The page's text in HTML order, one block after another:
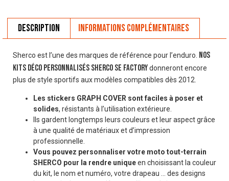
Description Informations complémentaires
Sherco est l’une des marques de référence pour l’enduro. Nos
Kits déco personnalisés SHERCO SE FACTORYdonneront encore
plus de style sportifs aux modèles compatibles dès 2012.
Les stickers GRAPH COVER sont faciles à poser et
solides, résistants à l’utilisation extérieure.
Ils gardent longtemps leurs couleurs et leur aspect grâce
à une qualité de matériaux et d’impression
professionnelle.
Vous pouvez personnaliser votre moto tout-terrain
SHERCO pour la rendre uniqueen choisissant la couleur
du kit, le nom et numéro, votre drapeau … des designs